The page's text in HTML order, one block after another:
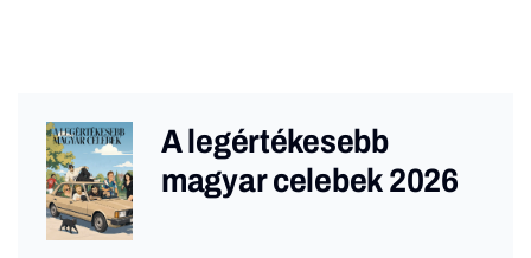
A legértékesebb
magyar celebek 2026